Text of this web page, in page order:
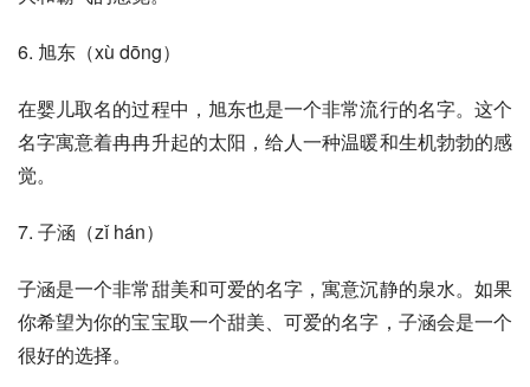
6. 旭东（xù dōng）
在婴儿取名的过程中，旭东也是一个非常流行的名字。这个
名字寓意着冉冉升起的太阳，给人一种温暖和生机勃勃的感
觉。
7. 子涵（zǐ hán）
子涵是一个非常甜美和可爱的名字，寓意沉静的泉水。如果
你希望为你的宝宝取一个甜美、可爱的名字，子涵会是一个
很好的选择。